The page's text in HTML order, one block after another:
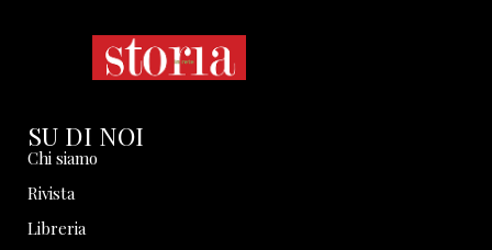
SU DI NOI
Chi siamo
Rivista
Libreria